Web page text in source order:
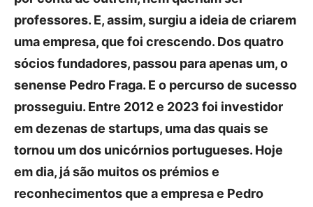
professores. E, assim, surgiu a ideia de criarem
uma empresa, que foi crescendo. Dos quatro
sócios fundadores, passou para apenas um, o
senense Pedro Fraga. E o percurso de sucesso
prosseguiu. Entre 2012 e 2023 foi investidor
em dezenas de startups, uma das quais se
tornou um dos unicórnios portugueses. Hoje
em dia, já são muitos os prémios e
reconhecimentos que a empresa e Pedro